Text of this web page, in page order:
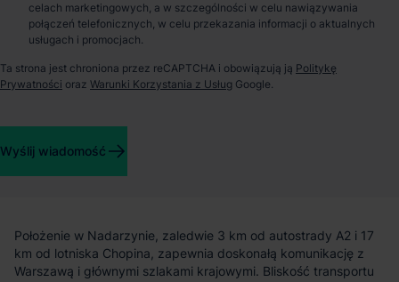
Panattoni Park Nadarzyn II to nowoczesny kompleks
magazynowy klasy A, zlokalizowany tuż przy trasie S8 i węźle
czego 60 580 m² jest obecnie dostępne do wynajęcia.
Inwestycja obejmuje dwie hale – jedna już funkcjonuje, druga
elastycznym dopasowaniu do potrzeb przyszłych najemców.
Położenie w Nadarzynie, zaledwie 3 km od autostrady A2 i 17
km od lotniska Chopina, zapewnia doskonałą komunikację z
Warszawą i głównymi szlakami krajowymi. Bliskość transportu
celach marketingowych, a w szczególności w celu nawiązywania
połączeń telefonicznych, w celu przekazania informacji o aktualnych
usługach i promocjach.
Ta strona jest chroniona przez reCAPTCHA i obowiązują ją Politykę
Prywatności oraz Warunki Korzystania z Usług Google.
Wyślij wiadomość